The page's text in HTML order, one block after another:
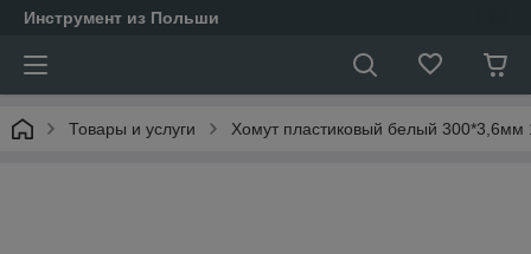
Инструмент из Польши
Товары и услуги Хомут пластиковый белый 300*3,6мм